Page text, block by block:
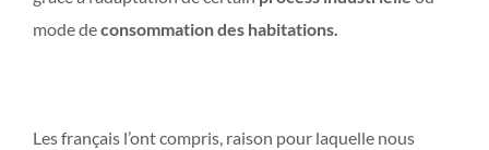
mode deconsommation des habitations.
Les français l’ont compris, raison pour laquelle nous